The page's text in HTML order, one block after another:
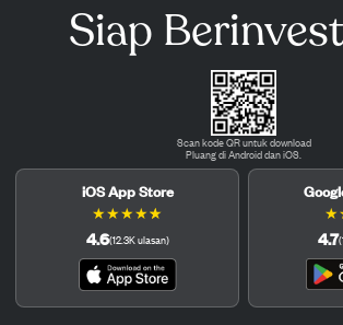
Siap
Scan kode QR untuk download
Pluang di Android dan iOS.
iOS App Store
★★★★★
4.6(12.3Kulasan)
★
4.7(